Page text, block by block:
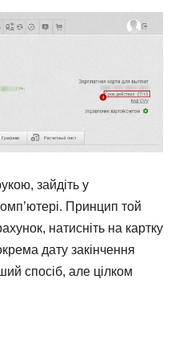
зайдіть у
Принцип той
натисніть на картку
дату закінчення
спосіб, але цілком